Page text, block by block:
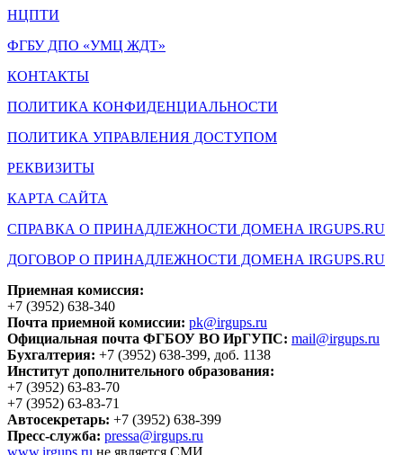
НЦПТИ
ФГБУ ДПО «УМЦ ЖДТ»
КОНТАКТЫ
ПОЛИТИКА КОНФИДЕНЦИАЛЬНОСТИ
ПОЛИТИКА УПРАВЛЕНИЯ ДОСТУПОМ
РЕКВИЗИТЫ
КАРТА САЙТА
СПРАВКА О ПРИНАДЛЕЖНОСТИ ДОМЕНА IRGUPS.RU
ДОГОВОР О ПРИНАДЛЕЖНОСТИ ДОМЕНА IRGUPS.RU
Приемная комиссия:
+7 (3952) 638-340
Почта приемной комиссии: pk@irgups.ru
Официальная почта ФГБОУ ВО ИрГУПС: mail@irgups.ru
Бухгалтерия: +7 (3952) 638-399, доб. 1138
Институт дополнительного образования:
+7 (3952) 63-83-70
+7 (3952) 63-83-71
Автосекретарь: +7 (3952) 638-399
Пресс-служба: pressa@irgups.ru
www.irgups.ru не является СМИ